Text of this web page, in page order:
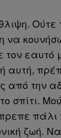
Ούτε
να
τον εαυτό
αυτή,
από την
σπίτι.
πάλι
ζωή.